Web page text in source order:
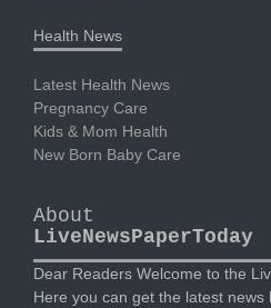
Health News
Latest Health News
Pregnancy Care
Kids & Mom Health
New Born Baby Care
About
LiveNewsPaperToday
Dear Readers Welcome to the
Here you can get the latest